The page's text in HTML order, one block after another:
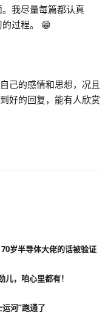
我尽量每篇都认真
过程。 😁
己的感情和思想，况且
好的回复，能有人欣赏
岁半导体大佬的话被验证
儿，咱心里都有！
河”跑通了